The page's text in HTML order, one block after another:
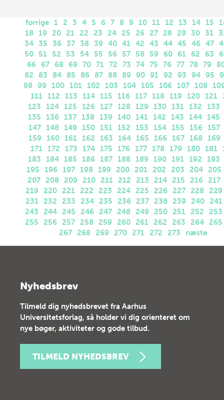
forrige 1 2 3 4 5 6 7 8 9 10 11 12 13 14 15
18 19 20 21 22 23 24 25 26 27 28 29 30 31
34 35 36 37 38 39 40 41 42 43 44 45 46 47
50
51 52 53 54 55 56 57 58 59 60 61 62 63
66
67 68 69 70 71 72 73 74 75 76 77 78 79
82
83 84 85 86 87 88 89 90 91 92 93 94 95
98 99 100 101 102 103 104 105 106 107 108
111 112 113 114 115 116 117 118 119 120 121
123
124 125 126 127 128 129 130 131 132
133
135
136 137 138 139 140 141 142 143 144 145
147 148 149 150 151 152 153 154 155 156 157
159 160 161 162 163 164 165 166 167 168 169
171 172 173 174 175 176 177 178 179 180 181
183
184 185 186 187 188 189 190 191 192
193
195
196 197 198 199 200 201 202 203 204 205
207 208 209 210 211 212 213 214 215 216 217
219 220 221 222 223 224 225 226 227 228 229
231 232 233 234 235 236 237 238 239 240 241
243
244 245 246 247 248 249 250 251 252
253
255
256 257 258 259 260 261 262 263 264 265
267 268 269 270 271 272 273 næste
Nyhedsbrev
Tilmeld dig nyhedsbrevet fra Aarhus
Universitetsforlag, så holder vi dig orienteret om
nye bøger, aktiviteter og gode tilbud.
TILMELD NYHEDSBREV